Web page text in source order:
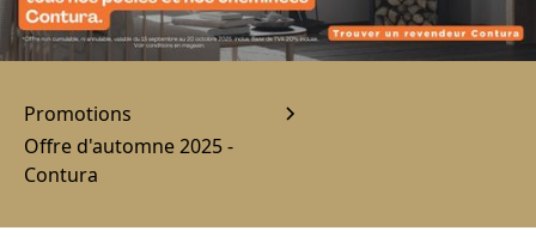
Promotions
Offre d'automne 2025 -
Contura